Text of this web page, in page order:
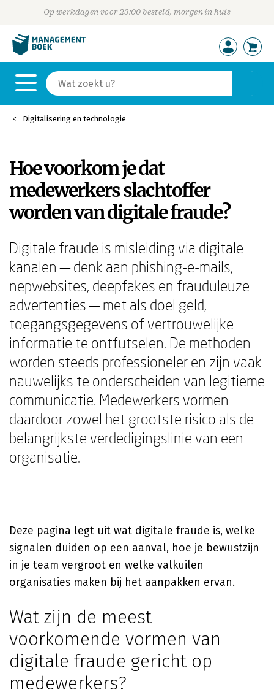
Op werkdagen voor 23:00 besteld, morgen in huis
Digitalisering en technologie
Hoe voorkom je dat
medewerkers slachtoffer
worden van digitale fraude?
Digitale fraude is misleiding via digitale
kanalen — denk aan phishing-e-mails,
nepwebsites, deepfakes en frauduleuze
advertenties — met als doel geld,
toegangsgegevens of vertrouwelijke
informatie te ontfutselen. De methoden
worden steeds professioneler en zijn vaak
nauwelijks te onderscheiden van legitieme
communicatie. Medewerkers vormen
daardoor zowel het grootste risico als de
belangrijkste verdedigingslinie van een
organisatie.
Deze pagina legt uit wat digitale fraude is, welke
signalen duiden op een aanval, hoe je bewustzijn
in je team vergroot en welke valkuilen
organisaties maken bij het aanpakken ervan.
Wat zijn de meest
voorkomende vormen van
digitale fraude gericht op
medewerkers?